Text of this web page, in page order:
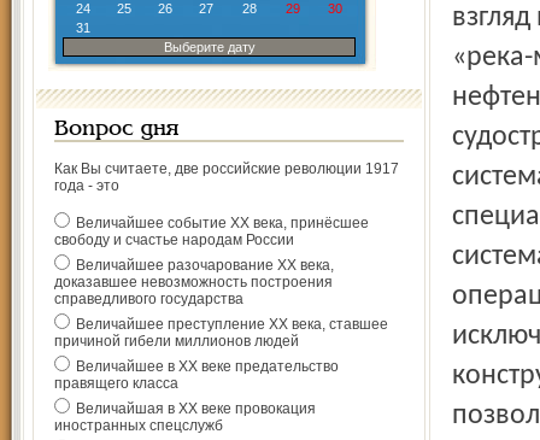
24
25 26 27 28 29
30
31
Выберите дату
Вопрос дня
Как Вы считаете, две российские революции 1917
года - это
Величайшее событие ХХ века, принёсшее
свободу и счастье народам России
Величайшее разочарование ХХ века,
доказавшее невозможность построения
справедливого государства
Величайшее преступление ХХ века, ставшее
причиной гибели миллионов людей
Величайшее в ХХ веке предательство
правящего класса
Величайшая в ХХ веке провокация
иностранных спецслужб